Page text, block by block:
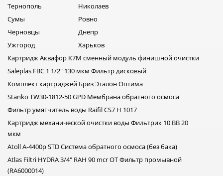
Тернополь
Сумы
Черновцы
Ужгород
Николаев
Ровно
Днепр
Харьков
Картридж Аквафор К7М сменный модуль финишной очистки
Saleplas FBC 1 1/2" 130 мкм Фильтр дисковый
Комплект картриджей Бриз Эталон Оптима
Stanko TW30-1812-50 GPD Мембрана обратного осмоса
Фильтр умягчитель воды Raifil CS7 H 1017
Картридж механической очистки воды Фильтрик 10 BB 20
мкм
Atoll A-4400p STD Система обратного осмоса (без бака)
Atlas Filtri HYDRA 3/4" RAH 90 mcr OT Фильтр промывной
(RA6000014)